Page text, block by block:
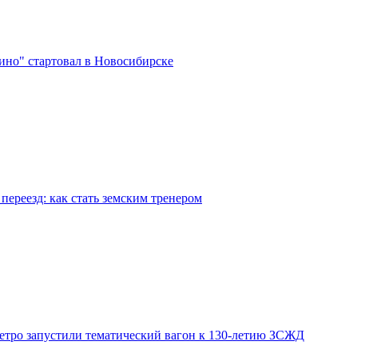
стартовал в Новосибирске
как стать земским тренером
запустили тематический вагон к 130-летию ЗСЖД